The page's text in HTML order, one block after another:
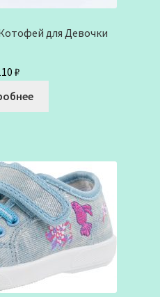
для Девочки
₽